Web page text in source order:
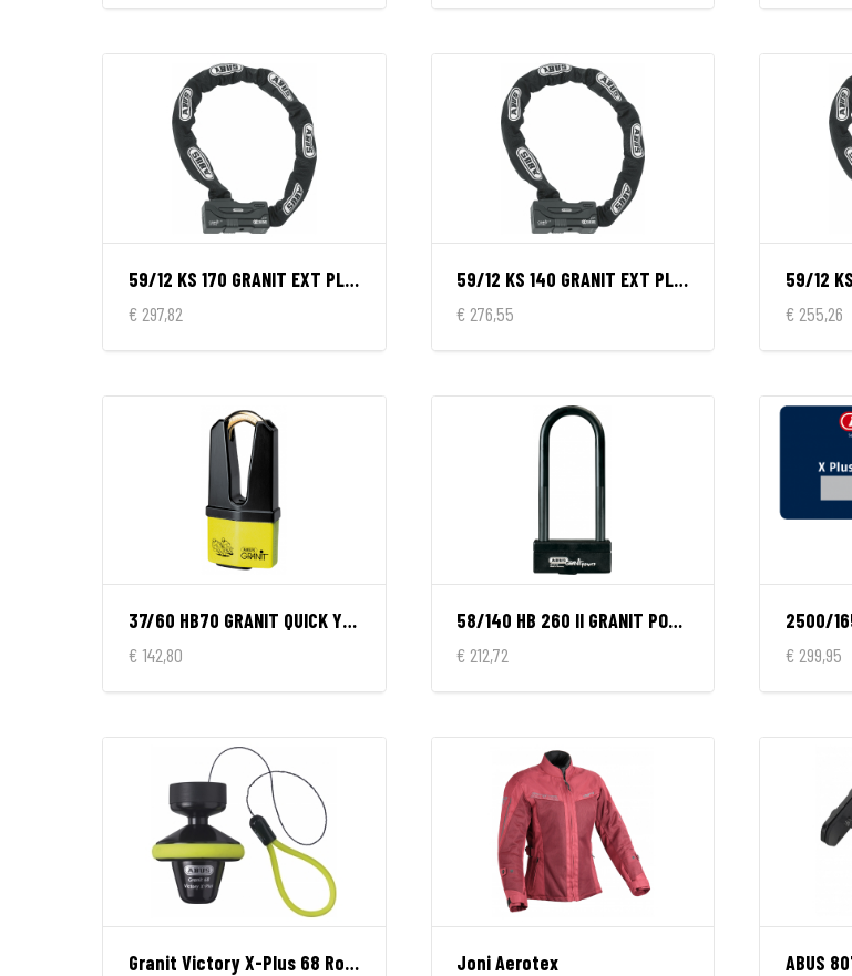
59/12 KS 170 GRANIT EXT PLUS
€ 297,82
59/12 KS 140 GRANIT EXT PLUS
€ 276,55
59/12
€ 255,26
37/60 HB70 GRANIT QUICK YELLOW
€ 142,80
58/140 HB 260 II GRANIT POWER
€ 212,72
€ 299,95
Granit Victory X-Plus 68 Roll Up
Joni Aerotex